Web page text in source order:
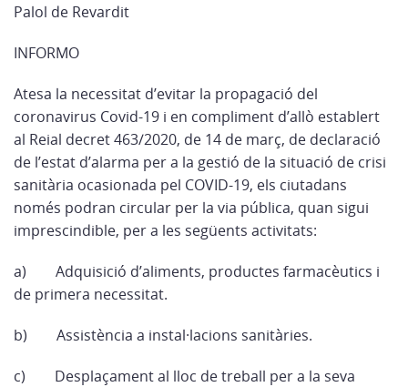
Palol de Revardit
INFORMO
Atesa la necessitat d’evitar la propagació del
coronavirus Covid-19 i en compliment d’allò establert
al Reial decret 463/2020, de 14 de març, de declaració
de l’estat d’alarma per a la gestió de la situació de crisi
sanitària ocasionada pel COVID-19, els ciutadans
només podran circular per la via pública, quan sigui
imprescindible, per a les següents activitats:
a)
Adquisició d’aliments, productes farmacèutics i
de primera necessitat.
b) Assistència a instal·lacions sanitàries.
c)
Desplaçament al lloc de treball per a la seva